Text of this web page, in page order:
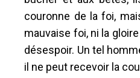
couronne de la foi,
mauvaise foi, ni la
désespoir. Un tel
il ne peut recevoir la